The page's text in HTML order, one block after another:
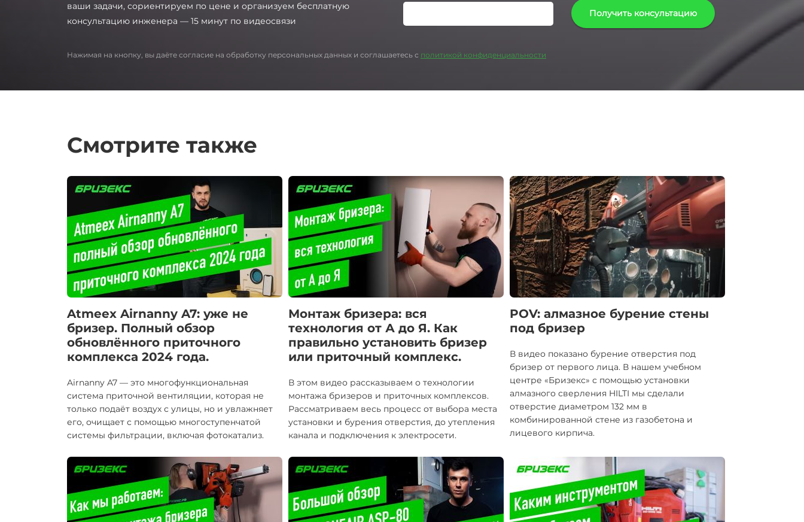
ваши задачи, сориентируем по цене и организуем бесплатную
консультацию инженера — 15 минут по видеосвязи
Получить консультацию
Нажимая на кнопку, вы даёте согласие на обработку персональных данных и соглашаетесь с политикой конфиденциальности
Смотрите также
Atmeex Airnanny A7: уже не
бризер. Полный обзор
обновлённого приточного
комплекса 2024 года.
Airnanny A7 — это многофункциональная
система приточной вентиляции, которая не
только подаёт воздух с улицы, но и увлажняет
его, очищает с помощью многоступенчатой
системы фильтрации, включая фотокатализ.
Монтаж бризера: вся
технология от А до Я. Как
правильно установить бризер
или приточный комплекс.
В этом видео рассказываем о технологии
монтажа бризеров и приточных комплексов.
Рассматриваем весь процесс от выбора места
установки и бурения отверстия, до утепления
канала и подключения к электросети.
POV: алмазное бурение стены
под бризер
В видео показано бурение отверстия под
бризер от первого лица. В нашем учебном
центре «Бризекс» с помощью установки
алмазного сверления HILTI мы сделали
отверстие диаметром 132 мм в
комбинированной стене из газобетона и
лицевого кирпича.